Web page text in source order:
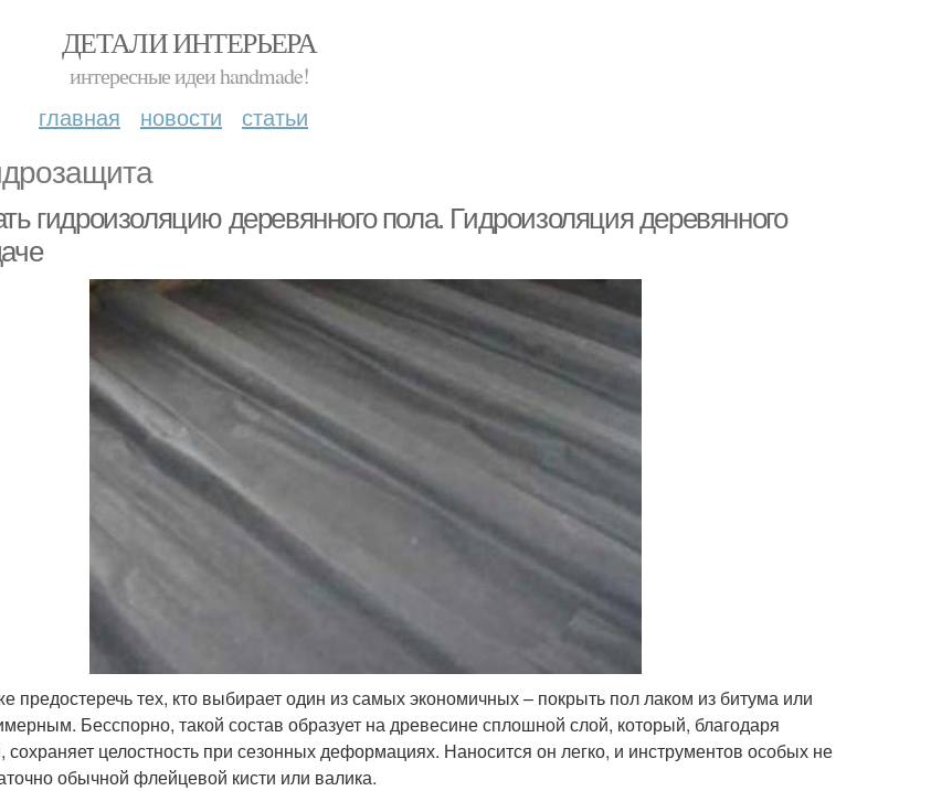
ДЕТАЛИ ИНТЕРЬЕРА
интересные идеи handmade!
главная новости статьи
гидроизоляцию деревянного пола. Гидроизоляция деревянного
предостеречь тех, кто выбирает один из самых экономичных – покрыть пол лаком из битума или
Бесспорно, такой состав образует на древесине сплошной слой, который, благодаря
сохраняет целостность при сезонных деформациях. Наносится он легко, и инструментов особых не
обычной флейцевой кисти или валика.